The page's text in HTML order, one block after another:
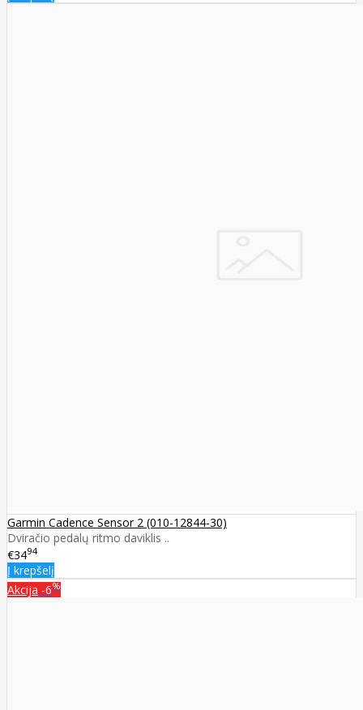
Garmin Cadence Sensor 2 (010-12844-30)
Dviračio pedalų ritmo daviklis ..
€3494
Į krepšelį
Akcija -6%